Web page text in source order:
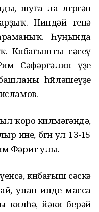
шуға ла өлгөргән
Ниндәй генә
Һуңында
Көнбағышты сәсеү
Сәфәрғәлин үҙе
һөйләшеүҙе
ҡоро килмәгәндә,
ине, бөгөн ул 13-15
Фәрит улы.
көнбағыш сәскә
унан инде масса
килһә, йәки берәй